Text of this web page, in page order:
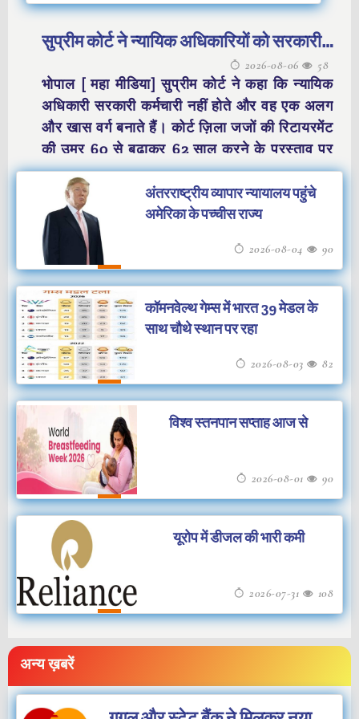
सुप्रीम कोर्ट ने न्यायिक अधिकारियों को सरकारी
कर्मचारी मानने से इंकार किया
2026-08-06 58
भोपाल [ महा मीडिया] सुप्रीम कोर्ट ने कहा कि न्यायिक
अधिकारी सरकारी कर्मचारी नहीं होते और वह एक अलग
और खास वर्ग बनाते हैं। कोर्ट ज़िला जजों की रिटायरमेंट
की उम्र 60 से बढ़ाकर 62 साल करने के प्रस्ताव पर
विचार कर रहा था। चीफ जस्टिस सूर्यकांत, जस्टिस
जॉयमाल्य बागची और जस्टिस वी. मोहना की बेंच ने यह
बात तब कही जब वह कुछ राज्य सरकारों द्वारा इस
प्रस्तावित बढ़ोतरी पर उठाए गए एक विरोध पर विचार
कर रहे हैं।
अंतरराष्ट्रीय व्यापार न्यायालय पहुंचे
अमेरिका के पच्चीस राज्य
2026-08-04 90
कॉमनवेल्थ गेम्स में भारत 39 मेडल के
साथ चौथे स्थान पर रहा
2026-08-03 82
विश्व स्तनपान सप्ताह आज से
2026-08-01 90
यूरोप में डीजल की भारी कमी
2026-07-31 108
अन्य ख़बरें